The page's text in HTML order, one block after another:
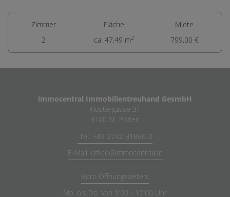
Zimmer
2
Fläche
ca. 47,49 m2
Miete
799,00 €
immocentral Immobilientreuhand GesmbH
Klostergasse 31
3100 St. Pölten
Tel: +43 2742 31860-0
E-Mail: office@immocentral.at
Büro Öffnungszeiten:
Mo. bis Do. von 9:00 - 12:00 Uhr